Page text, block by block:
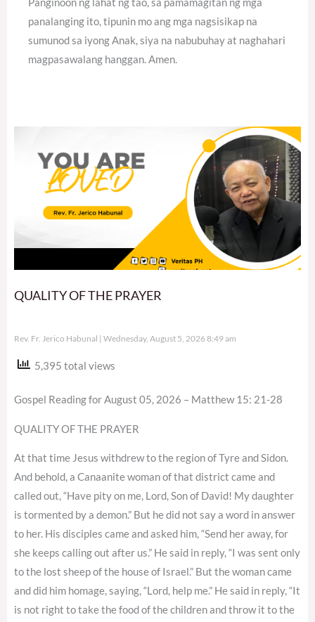
panalanging ito, tipunin mo ang mga nagsisikap na
sumunod sa iyong Anak, siya na nabubuhay at naghahari
magpasawalang hanggan. Amen.
QUALITY OF THE PRAYER
Rev. Fr. Jerico Habunal Wednesday, August 5, 2026 8:49 am
5,395 total views
Gospel Reading for August 05, 2026 – Matthew 15: 21-28
QUALITY OF THE PRAYER
At that time Jesus withdrew to the region of Tyre and Sidon.
And behold, a Canaanite woman of that district came and
called out, “Have pity on me, Lord, Son of David! My daughter
is tormented by a demon.” But he did not say a word in answer
to her. His disciples came and asked him, “Send her away, for
she keeps calling out after us.” He said in reply, “I was sent only
to the lost sheep of the house of Israel.” But the woman came
and did him homage, saying, “Lord, help me.” He said in reply, “It
is not right to take the food of the children and throw it to the